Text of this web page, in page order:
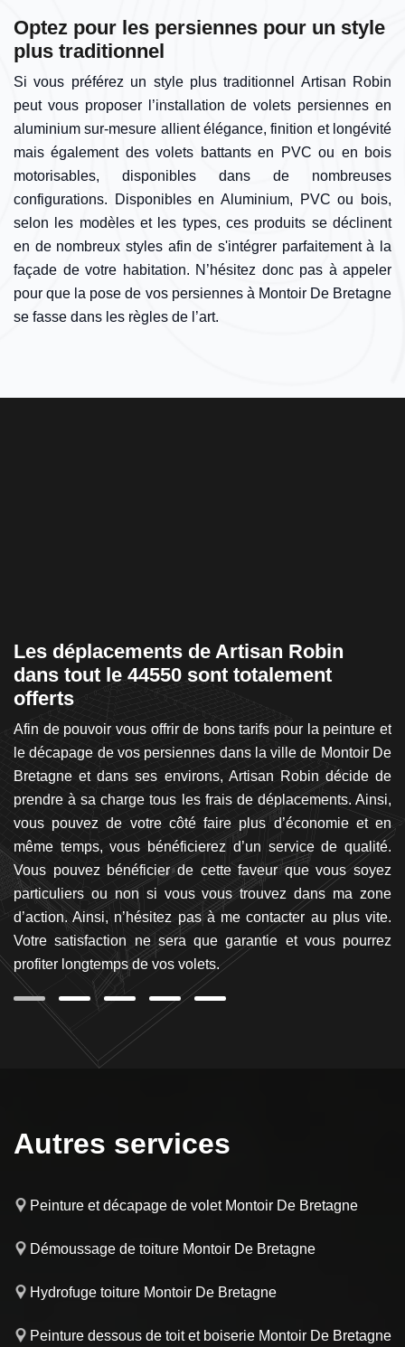
Optez pour les persiennes pour un style
plus traditionnel
Si vous préférez un style plus traditionnel Artisan Robin
peut vous proposer l’installation de volets persiennes en
aluminium sur-mesure allient élégance, finition et longévité
mais également des volets battants en PVC ou en bois
motorisables, disponibles dans de nombreuses
configurations. Disponibles en Aluminium, PVC ou bois,
selon les modèles et les types, ces produits se déclinent
en de nombreux styles afin de s'intégrer parfaitement à la
façade de votre habitation. N’hésitez donc pas à appeler
pour que la pose de vos persiennes à Montoir De Bretagne
se fasse dans les règles de l’art.
Les déplacements de Artisan Robin
dans tout le 44550 sont totalement
offerts
Afin de pouvoir vous offrir de bons tarifs pour la peinture et
le décapage de vos persiennes dans la ville de Montoir De
Bretagne et dans ses environs, Artisan Robin décide de
prendre à sa charge tous les frais de déplacements. Ainsi,
vous pouvez de votre côté faire plus d’économie et en
même temps, vous bénéficierez d’un service de qualité.
Vous pouvez bénéficier de cette faveur que vous soyez
particuliers ou non si vous vous trouvez dans ma zone
d’action. Ainsi, n’hésitez pas à me contacter au plus vite.
Votre satisfaction ne sera que garantie et vous pourrez
profiter longtemps de vos volets.
Autres services
Peinture et décapage de volet Montoir De Bretagne
Démoussage de toiture Montoir De Bretagne
Hydrofuge toiture Montoir De Bretagne
Peinture dessous de toit et boiserie Montoir De Bretagne